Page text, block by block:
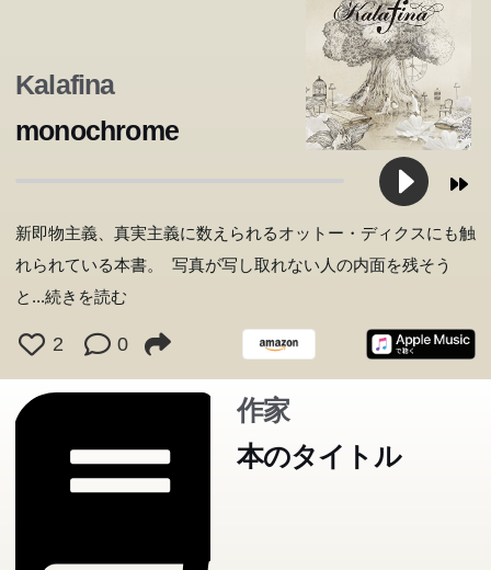
この本のあらすじは準備中です。Amazonで読むこともでき
Kalafina
monochrome
新即物主義、真実主義に数えられるオットー・ディクスにも触
れられている本書。 写真が写し取れない人の内面を残そう
と ...続きを読む
2 0
作家
本のタイトル